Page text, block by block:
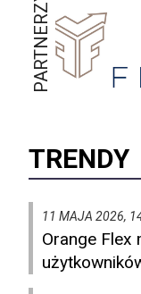
PARTNERZY
TRENDY
11 MAJA 2026,
Orange Flex